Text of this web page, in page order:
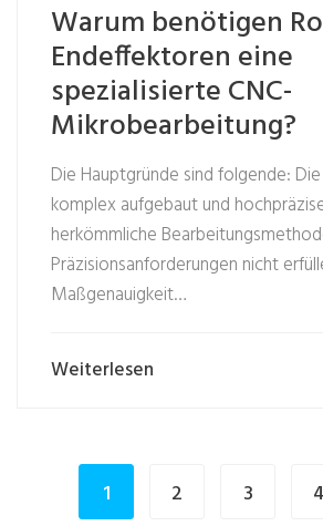
Warum benötigen
Endeffektoren eine
spezialisierte CNC-
Mikrobearbeitung?
Die Hauptgründe sind folgende:
komplex aufgebaut und
herkömmliche
Präzisionsanforderungen nicht
Maßgenauigkeit…
Weiterlesen
1 2 3 4